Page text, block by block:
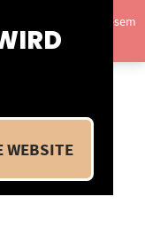
WEBSITE
Betriebsurlaub. In diesem
Ausblenden